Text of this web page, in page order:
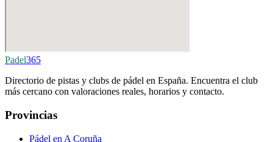
Padel365
Directorio de pistas y clubs de pádel en España. Encuentra el club
más cercano con valoraciones reales, horarios y contacto.
Provincias
Pádel en A Coruña